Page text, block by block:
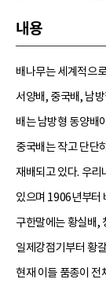
내용
배나무는 세계적으
서양배, 중국배, 남
배는 남방형 동양배
중국배는 작고 단단
재배되고 있다. 우리
있으며 1906년부터
구한말에는 황실배,
일제강점기부터 황
현재 이들 품종이 전